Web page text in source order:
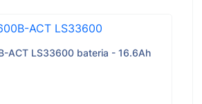
ACT LS33600 bateria - 16.6Ah